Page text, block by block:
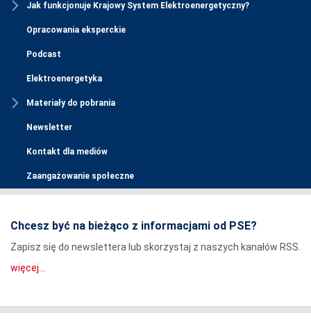
Jak funkcjonuje Krajowy System Elektroenergetyczny?
Opracowania eksperckie
Podcast
Elektroenergetyka
Materiały do pobrania
Newsletter
Kontakt dla mediów
Zaangażowanie społeczne
Chcesz być na bieżąco z informacjami od PSE?
Zapisz się do newslettera lub skorzystaj z naszych kanałów RSS.
więcej...